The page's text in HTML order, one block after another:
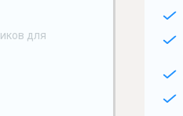
для